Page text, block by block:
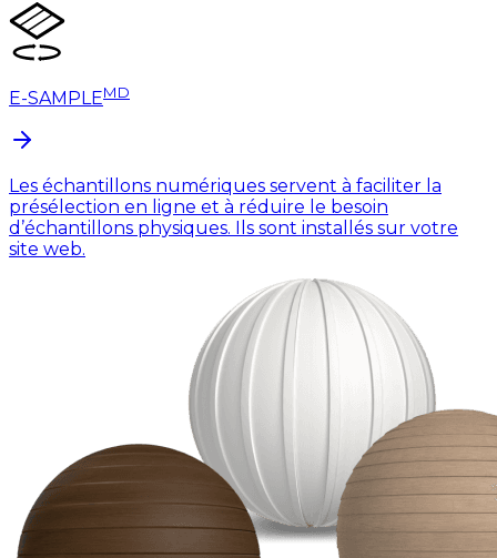
E-SAMPLEMD
Les échantillons numériques servent à faciliter la
présélection en ligne et à réduire le besoin
d’échantillons physiques. Ils sont installés sur votre
site web.